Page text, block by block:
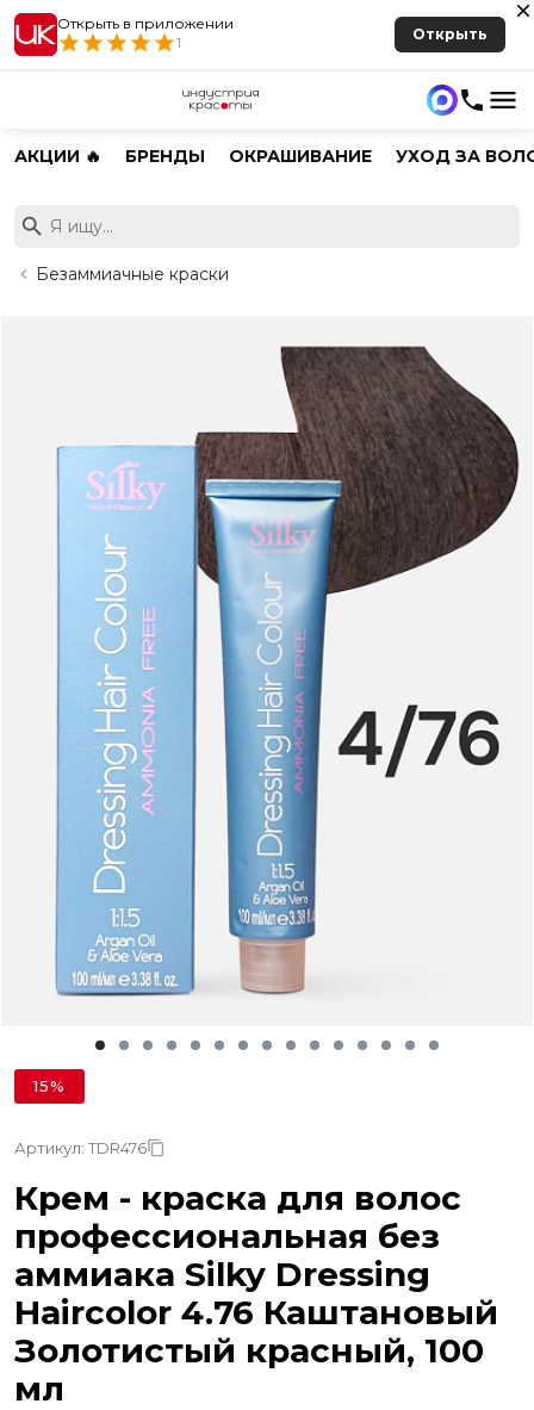
Открыть в приложении
1
Открыть
АКЦИИ 🔥 БРЕНДЫ ОКРАШИВАНИЕ УХОД ЗА
Безаммиачные краски
15%
Артикул: TDR476
Крем - краска для волос
профессиональная без
аммиака Silky Dressing
Haircolor 4.76 Каштановый
Золотистый красный, 100
мл